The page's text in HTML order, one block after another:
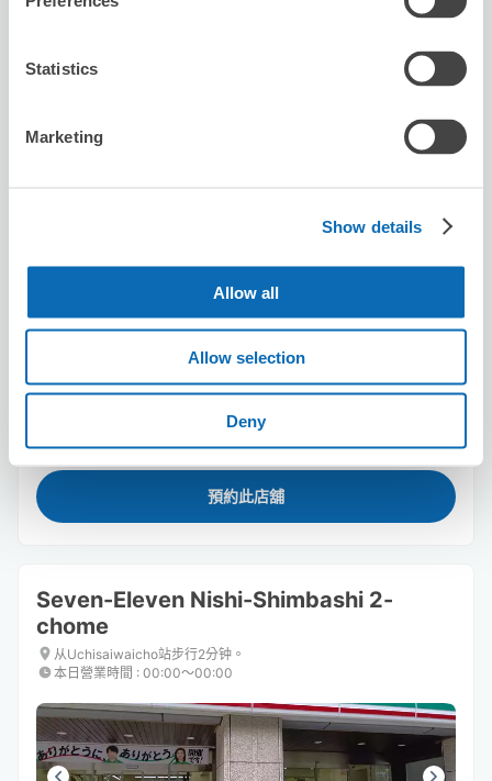
Statistics
Marketing
Show details
Allow all
Allow selection
Deny
从Shimbashi站步行3分钟。
5.0★★
★★
cafe. the staff were friendly & efficient, the process was
可保管的行李數
手提包尺寸:5
利用可能時間
8/10一
預約此店舖
Seven-Eleven Nishi-Shimbashi 2-
chome
从Uchisaiwaicho站步行2分钟。
本日營業時間 : 00:00〜00:00